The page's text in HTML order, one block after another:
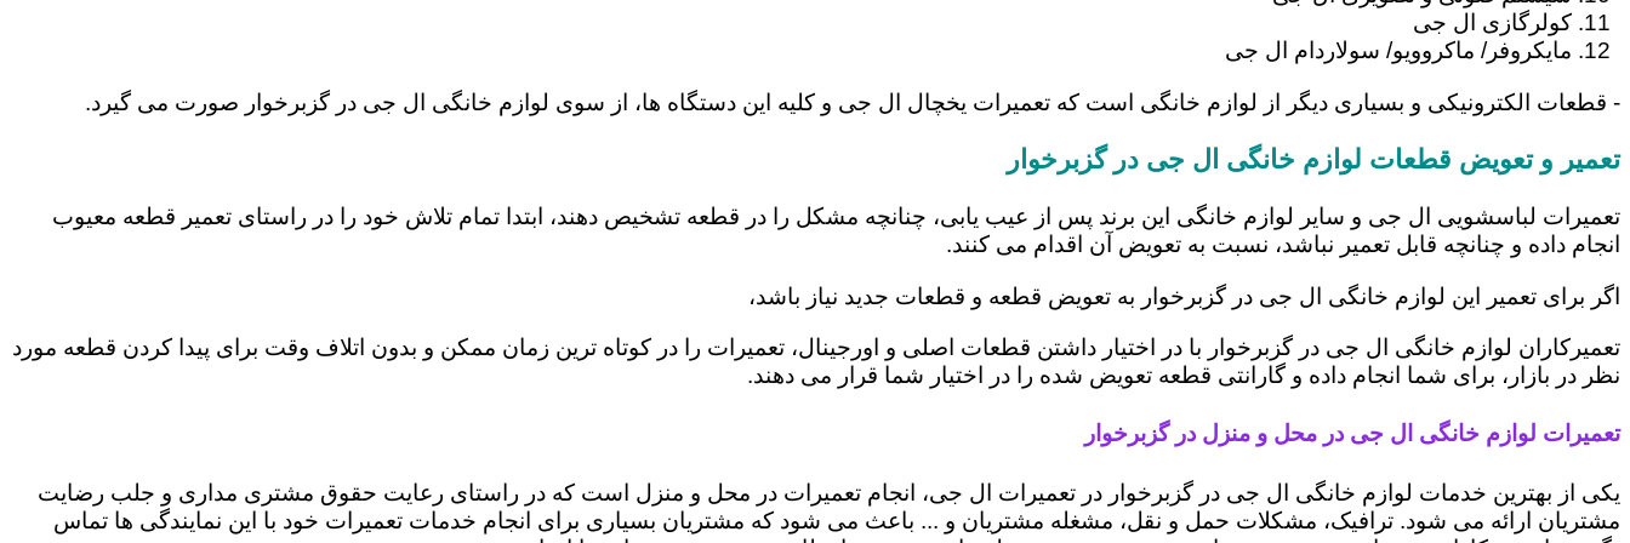
کولرگازی ال جی
مایکروفر/ ماکروویو/ سولاردام ال جی
- قطعات الکترونیکی و بسیاری دیگر از لوازم خانگی است که تعمیرات یخچال ال جی و کلیه این دستگاه ها، از سوی لوازم خانگی ال جی در گزبرخوار صورت می گیرد.
تعمیر و تعویض قطعات لوازم خانگی ال جی در گزبرخوار
تعمیرات لباسشویی ال جی و سایر لوازم خانگی این برند پس از عیب یابی، چنانچه مشکل را در قطعه تشخیص دهند، ابتدا تمام تلاش خود را در راستای تعمیر قطعه معیوب
انجام داده و چنانچه قابل تعمیر نباشد، نسبت به تعویض آن اقدام می کنند.
اگر برای تعمیر این لوازم خانگی ال جی در گزبرخوار به تعویض قطعه و قطعات جدید نیاز باشد،
تعمیرکاران لوازم خانگی ال جی در گزبرخوار با در اختیار داشتن قطعات اصلی و اورجینال، تعمیرات را در کوتاه ترین زمان ممکن و بدون اتلاف وقت برای پیدا کردن قطعه مورد
نظر در بازار، برای شما انجام داده و گارانتی قطعه تعویض شده را در اختیار شما قرار می دهند.
تعمیرات لوازم خانگی ال جی در محل و منزل در گزبرخوار
یکی از بهترین خدمات لوازم خانگی ال جی در گزبرخوار در تعمیرات ال جی، انجام تعمیرات در محل و منزل است که در راستای رعایت حقوق مشتری مداری و جلب رضایت
مشتریان ارائه می شود. ترافیک، مشکلات حمل و نقل، مشغله مشتریان و ... باعث می شود که مشتریان بسیاری برای انجام خدمات تعمیرات خود با این نمایندگی ها تماس